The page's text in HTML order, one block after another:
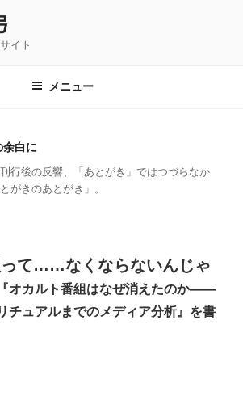
イト
メニュー
白に
行後の反響、「あとがき」ではつづらなか
がきのあとがき」。
って……なくならないんじゃ
カルト番組はなぜ消えたのか――
チュアルまでのメディア分析』を書